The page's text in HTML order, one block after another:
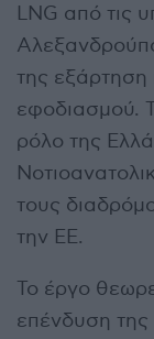
LNG από τις
της εξάρτηση
εφοδιασμού.
ρόλο της
τους
την ΕΕ.
Το έργο
επένδυση